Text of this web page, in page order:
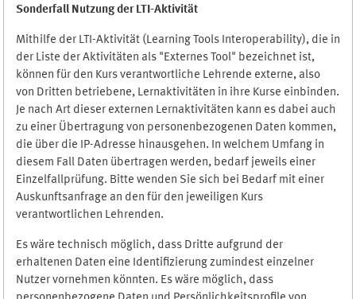
Sonderfall Nutzung der LTI-Aktivität
Mithilfe der LTI-Aktivität (Learning Tools Interoperability), die in
der Liste der Aktivitäten als "Externes Tool" bezeichnet ist,
können für den Kurs verantwortliche Lehrende externe, also
von Dritten betriebene, Lernaktivitäten in ihre Kurse einbinden.
Je nach Art dieser externen Lernaktivitäten kann es dabei auch
zu einer Übertragung von personenbezogenen Daten kommen,
die über die IP-Adresse hinausgehen. In welchem Umfang in
diesem Fall Daten übertragen werden, bedarf jeweils einer
Einzelfallprüfung. Bitte wenden Sie sich bei Bedarf mit einer
Auskunftsanfrage an den für den jeweiligen Kurs
verantwortlichen Lehrenden.
Es wäre technisch möglich, dass Dritte aufgrund der
erhaltenen Daten eine Identifizierung zumindest einzelner
Nutzer vornehmen könnten. Es wäre möglich, dass